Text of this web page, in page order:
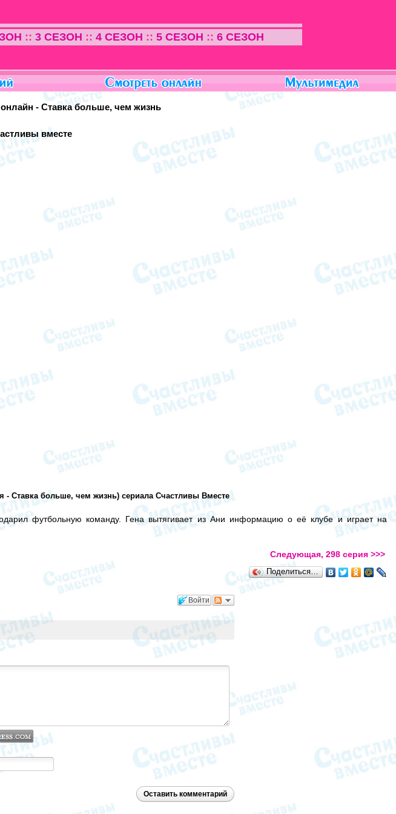
:: 3 СЕЗОН :: 4 СЕЗОН :: 5 СЕЗОН :: 6 СЕЗОН
- Ставка больше, чем жизнь
вместе
- Ставка больше, чем жизнь) сериала Счастливы Вместе
футбольную команду. Гена вытягивает из Ани информацию о её клубе и играет на
Следующая, 298 серия >>>
Поделиться…
Войти
Оставить комментарий